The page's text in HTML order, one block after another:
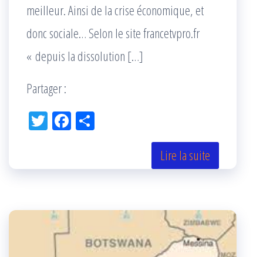
meilleur. Ainsi de la crise économique, et
donc sociale… Selon le site francetvpro.fr
« depuis la dissolution […]
Partager :
Tw Fac
k r
Lire la suite